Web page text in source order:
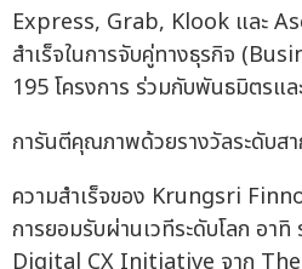
Express, Grab, Klook และ
สำเร็จในการจับคู่ทางธุรกิจ
195 โครงการ ร่วมกับพันธมิตรแ
การันตีคุณภาพด้วยรางวัลระดับส
ความสำเร็จของ Krungsri
การยอมรับผ่านเวทีระดับโลก อ